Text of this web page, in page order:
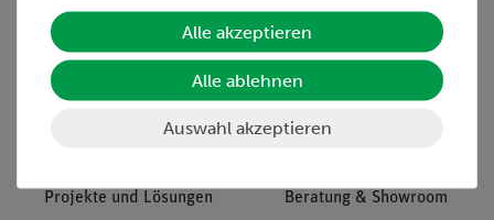
Informationen
Projekte und Lösungen
Service
Beratung & Showroom
Alle akzeptieren
Alle ablehnen
Auswahl akzeptieren